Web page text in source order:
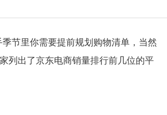
节里你需要提前规划购物清单，当然
列出了京东电商销量排行前几位的平